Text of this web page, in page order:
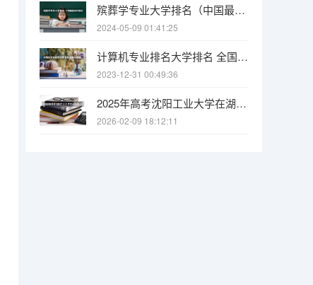
殡葬学专业大学排名（中国最好的殡仪大学）
2024-05-09 01:41:25
计算机专业排名大学排名 全国计算机专业最好的学校排名
2023-12-31 00:49:36
2025年高考沈阳工业大学在湖南各批次选科要求有哪些
2026-02-09 18:12:11